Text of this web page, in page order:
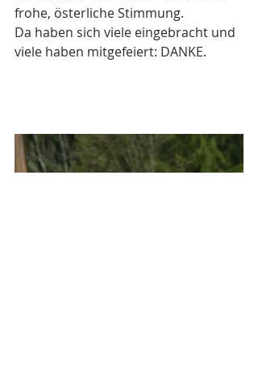
frohe, österliche Stimmung.
Da haben sich viele eingebracht und
viele haben mitgefeiert: DANKE.